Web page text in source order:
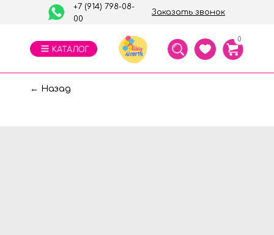
Заказать звонок
+7 (914) 798-08-
00
0
← Назад